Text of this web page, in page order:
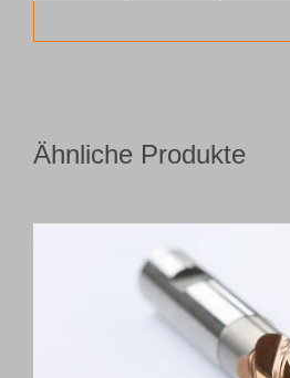
Ähnliche Produkte